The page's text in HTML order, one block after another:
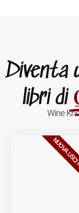
Diventa
libri di
Wine
NUOVA